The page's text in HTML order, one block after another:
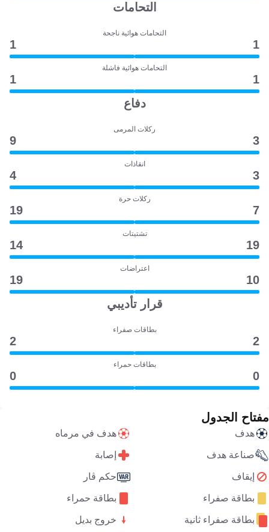
التحامات
التحامات هوائية ناجحة
1
1
التحامات هوائية فاشلة
1
1
دفاع
ركلات المرمى
3
9
انقاذات
3
4
ركلات حرة
7
19
تشتيتات
19
14
اعتراضات
10
19
قرار تأديبي
بطاقات صفراء
2
2
بطاقات حمراء
0
0
مفتاح الجدول
هدف هدف في مرماه
صناعة هدف إصابة
إيقاف حكم ڤار
بطاقة صفراء بطاقة حمراء
بطاقة صفراء ثانية خروج بديل